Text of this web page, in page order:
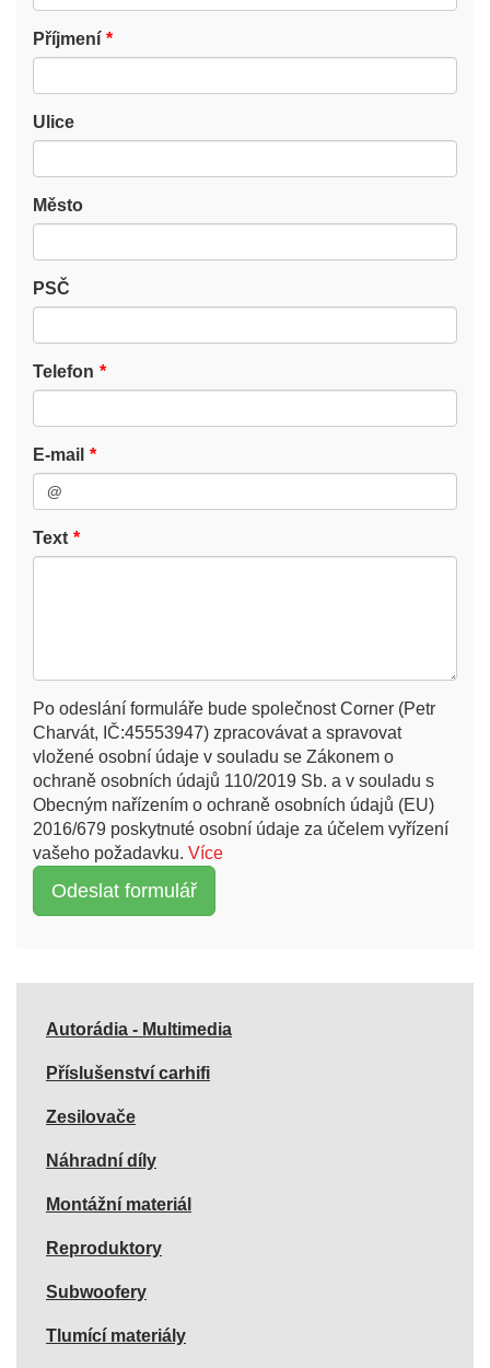
Příjmení
Ulice
Město
PSČ
Telefon
E-mail
Text
Po odeslání formuláře bude společnost Corner (Petr
Charvát, IČ:45553947) zpracovávat a spravovat
vložené osobní údaje v souladu se Zákonem o
ochraně osobních údajů 110/2019 Sb. a v souladu s
Obecným nařízením o ochraně osobních údajů (EU)
2016/679 poskytnuté osobní údaje za účelem vyřízení
vašeho požadavku. Více
Autorádia - Multimedia
Příslušenství carhifi
Zesilovače
Náhradní díly
Montážní materiál
Reproduktory
Subwoofery
Tlumící materiály